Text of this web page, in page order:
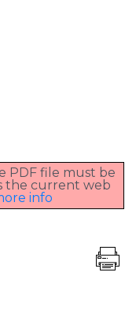
PDF file must be
the current web
info